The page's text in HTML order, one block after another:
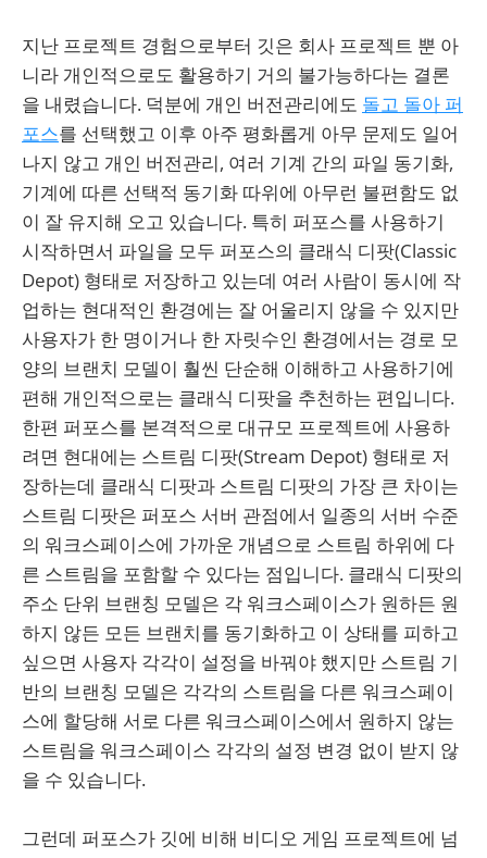
지난 프로젝트 경험으로부터 깃은 회사 프로젝트 뿐 아
니라 개인적으로도 활용하기 거의 불가능하다는 결론
을 내렸습니다. 덕분에 개인 버전관리에도 돌고 돌아 퍼
포스를 선택했고 이후 아주 평화롭게 아무 문제도 일어
나지 않고 개인 버전관리, 여러 기계 간의 파일 동기화,
기계에 따른 선택적 동기화 따위에 아무런 불편함도 없
이 잘 유지해 오고 있습니다. 특히 퍼포스를 사용하기
시작하면서 파일을 모두 퍼포스의 클래식 디팟(Classic
Depot) 형태로 저장하고 있는데 여러 사람이 동시에 작
업하는 현대적인 환경에는 잘 어울리지 않을 수 있지만
사용자가 한 명이거나 한 자릿수인 환경에서는 경로 모
양의 브랜치 모델이 훨씬 단순해 이해하고 사용하기에
편해 개인적으로는 클래식 디팟을 추천하는 편입니다.
한편 퍼포스를 본격적으로 대규모 프로젝트에 사용하
려면 현대에는 스트림 디팟(Stream Depot) 형태로 저
장하는데 클래식 디팟과 스트림 디팟의 가장 큰 차이는
스트림 디팟은 퍼포스 서버 관점에서 일종의 서버 수준
의 워크스페이스에 가까운 개념으로 스트림 하위에 다
른 스트림을 포함할 수 있다는 점입니다. 클래식 디팟의
주소 단위 브랜칭 모델은 각 워크스페이스가 원하든 원
하지 않든 모든 브랜치를 동기화하고 이 상태를 피하고
싶으면 사용자 각각이 설정을 바꿔야 했지만 스트림 기
반의 브랜칭 모델은 각각의 스트림을 다른 워크스페이
스에 할당해 서로 다른 워크스페이스에서 원하지 않는
스트림을 워크스페이스 각각의 설정 변경 없이 받지 않
을 수 있습니다.
그런데 퍼포스가 깃에 비해 비디오 게임 프로젝트에 넘